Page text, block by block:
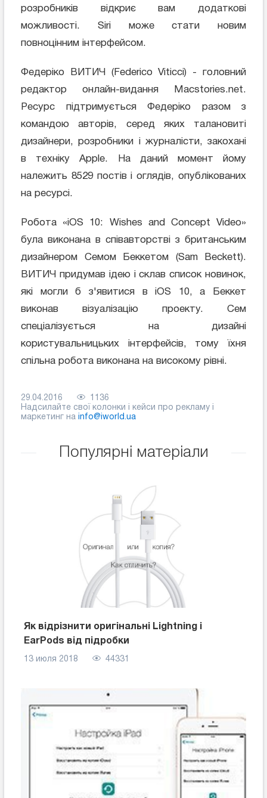
розробників відкриє вам додаткові
можливості. Siri може стати новим
повноцінним інтерфейсом.
Федеріко ВИТИЧ (Federico Viticci) - головний
редактор онлайн-видання Macstories.net.
Ресурс підтримується Федеріко разом з
командою авторів, серед яких талановиті
дизайнери, розробники і журналісти, закохані
в техніку Apple. На даний момент йому
належить 8529 постів і оглядів, опублікованих
на ресурсі.
Робота «iOS 10: Wishes and Concept Video»
була виконана в співавторстві з британським
дизайнером Семом Беккетом (Sam Beckett).
ВИТИЧ придумав ідею і склав список новинок,
які могли б з'явитися в iOS 10, а Беккет
виконав візуалізацію проекту. Сем
спеціалізується на дизайні
користувальницьких інтерфейсів, тому їхня
спільна робота виконана на високому рівні.
29.04.2016
1136
Надсилайте свої колонки і кейси про рекламу і
маркетинг на info@iworld.ua
Популярні матеріали
Як відрізнити оригінальні Lightning і
EarPods від підробки
13 июля 2018 44331